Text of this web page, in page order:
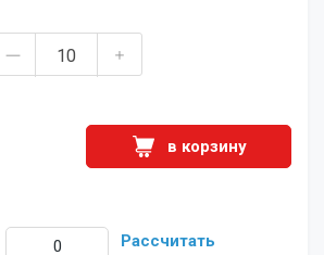
в корзину
Рассчитать